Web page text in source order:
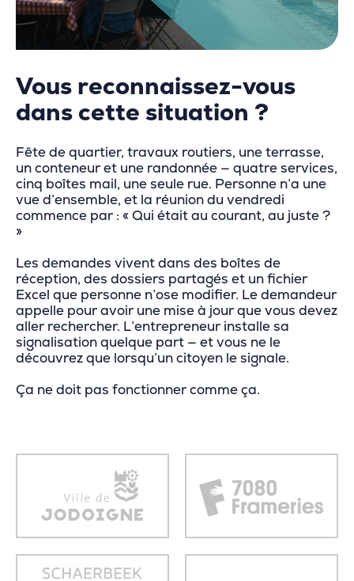
Vous reconnaissez-vous
dans cette situation ?
Fête de quartier, travaux routiers, une terrasse,
un conteneur et une randonnée — quatre services,
cinq boîtes mail, une seule rue. Personne n’a une
vue d’ensemble, et la réunion du vendredi
commence par : « Qui était au courant, au juste ?
»
Les demandes vivent dans des boîtes de
réception, des dossiers partagés et un fichier
Excel que personne n’ose modifier. Le demandeur
appelle pour avoir une mise à jour que vous devez
aller rechercher. L’entrepreneur installe sa
signalisation quelque part — et vous ne le
découvrez que lorsqu’un citoyen le signale.
Ça ne doit pas fonctionner comme ça.